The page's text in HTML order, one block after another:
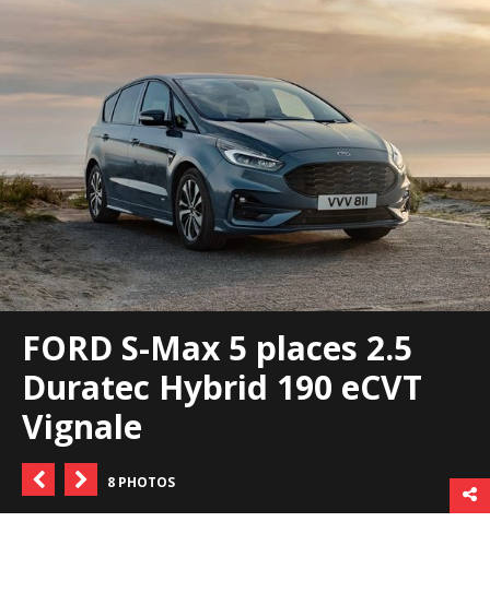
FORD S-Max 5 places 2.5
Duratec Hybrid 190 eCVT
Vignale
8 PHOTOS